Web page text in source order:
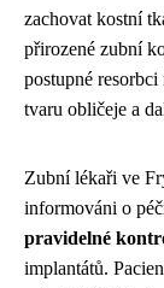
zachovat kostní
přirozené zubní
postupné
tvaru obličeje a
Zubní lékaři ve
informováni o
pravidelné
implantátů.